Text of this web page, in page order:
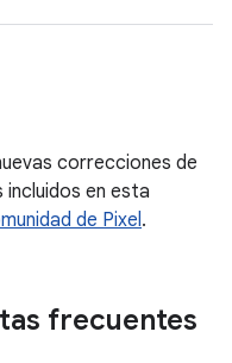
correcciones de
en esta
de Pixel.
frecuentes